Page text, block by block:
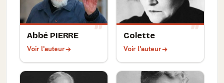
Abbé PIERRE
Voir l'auteur
Colette
Voir l'auteur